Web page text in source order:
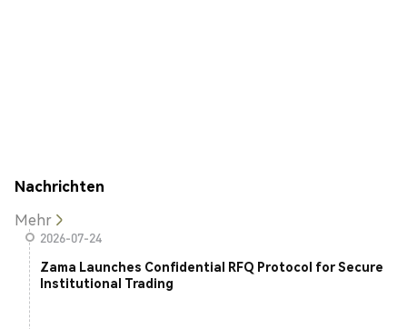
Nachrichten
Mehr
2026-07-24
Zama Launches Confidential RFQ Protocol for Secure
Institutional Trading